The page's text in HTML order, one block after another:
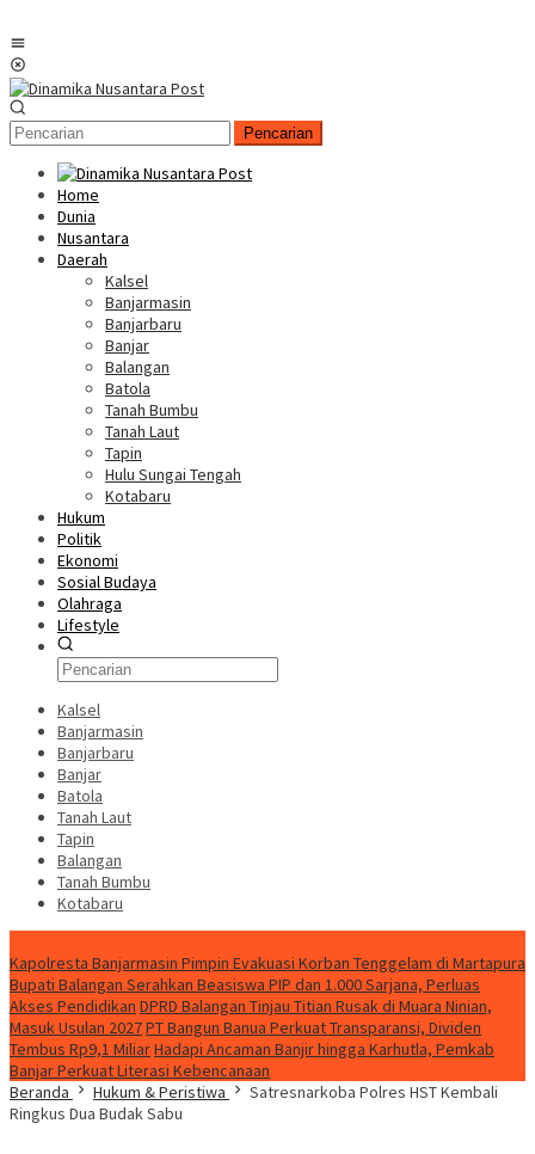
Pencarian
Home
Dunia
Nusantara
Daerah
Kalsel
Banjarmasin
Banjarbaru
Banjar
Balangan
Batola
Tanah Bumbu
Tanah Laut
Tapin
Hulu Sungai Tengah
Kotabaru
Hukum
Politik
Ekonomi
Sosial Budaya
Olahraga
Lifestyle
Kalsel
Banjarmasin
Banjarbaru
Banjar
Batola
Tanah Laut
Tapin
Balangan
Tanah Bumbu
Kotabaru
Kapolresta Banjarmasin Pimpin Evakuasi Korban Tenggelam di Martapura
Bupati Balangan Serahkan Beasiswa PIP dan 1.000 Sarjana, Perluas
Akses Pendidikan DPRD Balangan Tinjau Titian Rusak di Muara Ninian,
Masuk Usulan 2027PT Bangun Banua Perkuat Transparansi, Dividen
Tembus Rp9,1 MiliarHadapi Ancaman Banjir hingga Karhutla, Pemkab
Banjar Perkuat Literasi Kebencanaan
Beranda
Hukum & Peristiwa
Satresnarkoba Polres HST Kembali
Ringkus Dua Budak Sabu